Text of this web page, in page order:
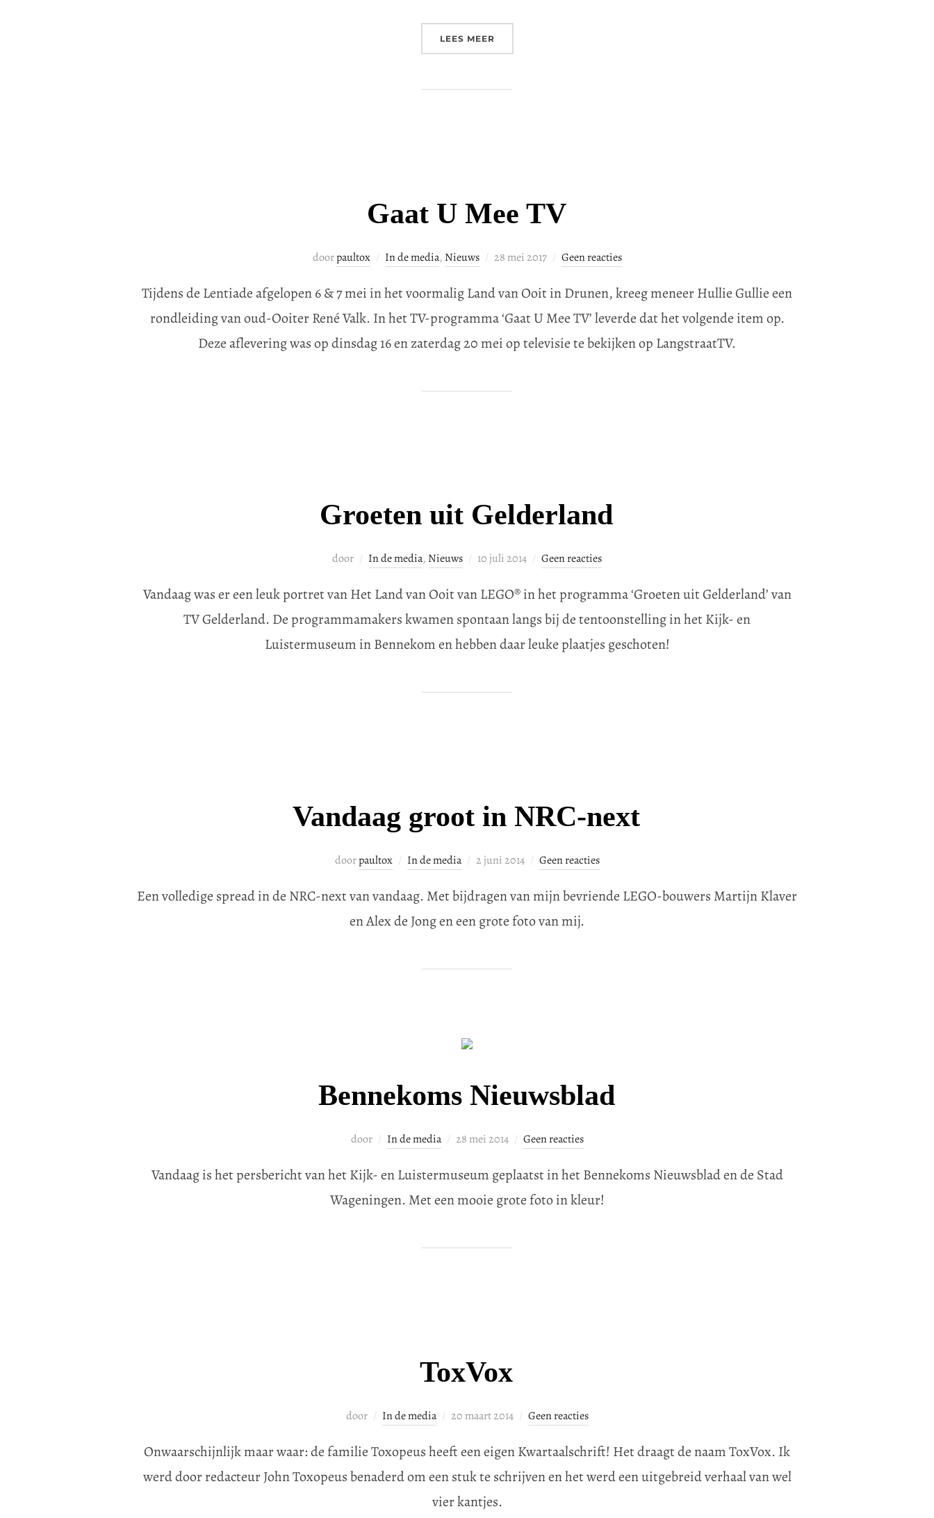
LEES MEER“SBS6 MAN BIJT HOND”
Gaat U Mee TV
doorpaultox In de media, Nieuws
Geplaatst
28 mei 2017 Geen reacties
Tijdens de Lentiade afgelopen 6 & 7 mei in het voormalig Land van Ooit in Drunen, kreeg meneer Hullie Gullie een
rondleiding van oud-Ooiter René Valk. In het TV-programma ‘Gaat U Mee TV’ leverde dat het volgende item op.
Deze aflevering was op dinsdag 16 en zaterdag 20 mei op televisie te bekijken op LangstraatTV.
Groeten uit Gelderland
door In de media, Nieuws
Geplaatst
10 juli 2014 Geen reacties
Vandaag was er een leuk portret van Het Land van Ooit van LEGO® in het programma ‘Groeten uit Gelderland’ van
TV Gelderland. De programmamakers kwamen spontaan langs bij de tentoonstelling in het Kijk- en
Luistermuseum in Bennekom en hebben daar leuke plaatjes geschoten!
Vandaag groot in NRC-next
doorpaultox In de media
Geplaatst
2 juni 2014 Geen reacties
Een volledige spread in de NRC-next van vandaag. Met bijdragen van mijn bevriende LEGO-bouwers Martijn Klaver
en Alex de Jong en een grote foto van mij.
Bennekoms Nieuwsblad
door In de media
Geplaatst
28 mei 2014 Geen reacties
Vandaag is het persbericht van het Kijk- en Luistermuseum geplaatst in het Bennekoms Nieuwsblad en de Stad
Wageningen. Met een mooie grote foto in kleur!
ToxVox
door In de media
Geplaatst
20 maart 2014 Geen reacties
Onwaarschijnlijk maar waar: de familie Toxopeus heeft een eigen Kwartaalschrift! Het draagt de naam ToxVox. Ik
werd door redacteur John Toxopeus benaderd om een stuk te schrijven en het werd een uitgebreid verhaal van wel
vier kantjes.